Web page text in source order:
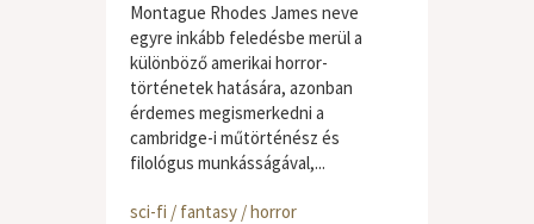
Montague Rhodes James neve
egyre inkább feledésbe merül a
különböző amerikai horror-
történetek hatására, azonban
érdemes megismerkedni a
cambridge-i műtörténész és
filológus munkásságával,...
sci-fi / fantasy / horror